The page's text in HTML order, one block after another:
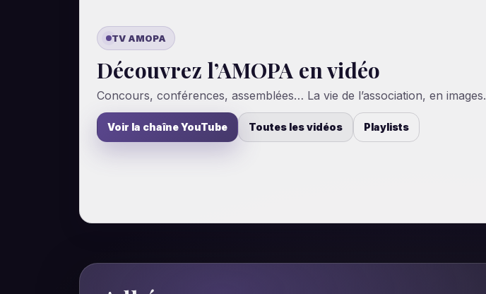
TV AMOPA
Découvrez l’AMOPA en vidéo
Concours, conférences, assemblées… La vie de l’association, en images.
Voir la chaîne YouTube Toutes les vidéos Playlists